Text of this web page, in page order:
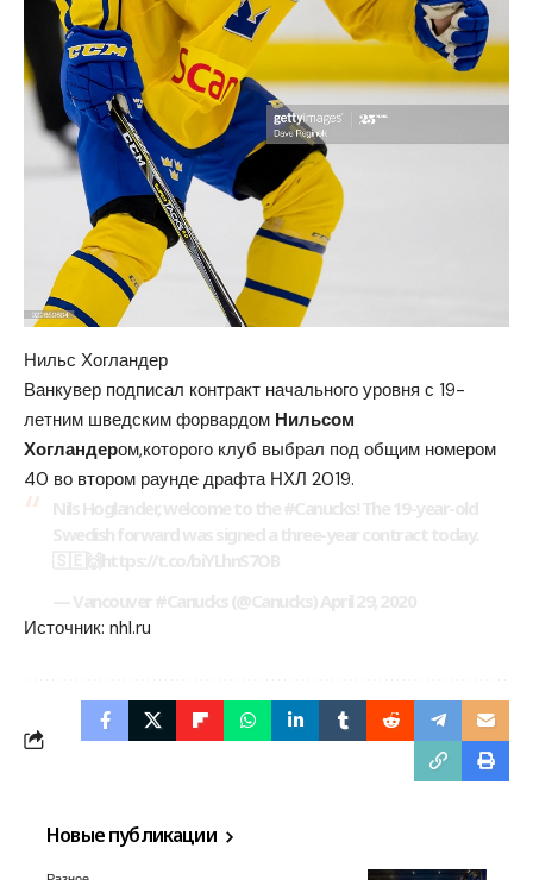
Нильс Хогландер
Ванкувер подписал контракт начального уровня с 19-
летним шведским форвардом Нильсом
Хогландером,которого клуб выбрал под общим номером
40 во втором раунде драфта НХЛ 2019.
Источник: nhl.ru
Новые публикации